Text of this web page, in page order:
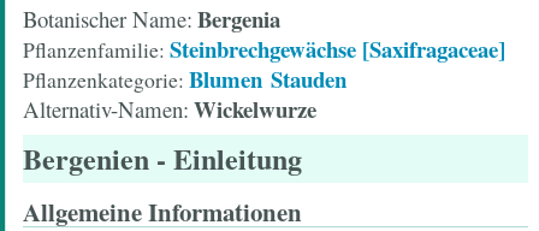
Botanischer Name Bergenia
Pflanzenfamilie Steinbrechgewächse [Saxifragaceae]
Pflanzenkategorie Blumen Stauden
Alternativ-Namen Wickelwurze
Bergenien - Einleitung
Allgemeine Informationen